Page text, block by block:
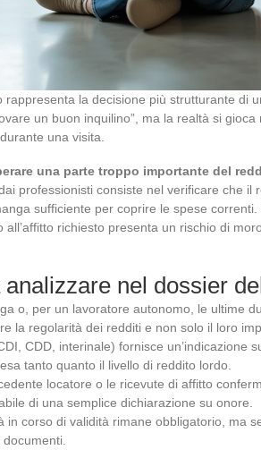
rappresenta la decisione più strutturante di
un buon inquilino”, ma la realtà si gioca
una visita.
una parte troppo importante del
professionisti consiste nel verificare che il
sufficiente per coprire le spese
richiesto presenta un rischio di
nel dossier
o, per un lavoratore autonomo, le ultime
la regolarità dei redditi e non solo il loro
CDD, interinale) fornisce un’indicazione
tanto quanto il livello di reddito lordo.
locatore o le ricevute di affitto
di una semplice dichiarazione su onore.
in corso di validità rimane obbligatorio, ma